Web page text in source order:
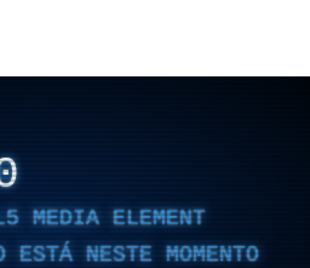
MEDIA ELEMENT
ESTÁ NESTE MOMENTO